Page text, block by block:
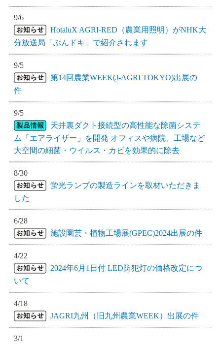
9/6
HotaluX AGRI-RED（農業用照明）がNHK大
分放送局「ぶんドキ」で紹介されます
9/5
第14回農業WEEK(J-AGRI TOKYO)出展の
件
9/5
天井裏ダクト接続型の高性能な除菌システ
ム「エアライザー」を開発 オフィスや病院、工場など
大空間の細菌・ウイルス・カビを効果的に除去
8/30
蛍光ランプの製造ラインを取材いただきま
した
6/28
施設園芸・植物工場展(GPEC)2024出展の件
4/22
2024年6月1日付 LED防犯灯の価格改定につ
いて
4/18
JAGRI九州（旧九州農業WEEK）出展の件
3/1